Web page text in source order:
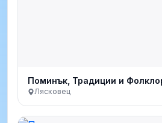
Поминък, Традиции и
Лясковец